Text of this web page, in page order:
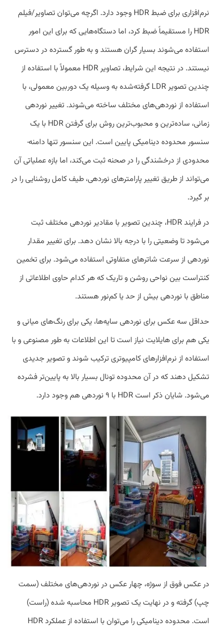
نرم‌افزاری برای ضبط HDR وجود دارد. اگرچه می‌توان تصاویر/فیلم
HDR را مستقیماً ضبط کرد، اما دستگاه‌هایی که برای این امور
استفاده می‌شوند بسیار گران هستند و به طور گسترده در دسترس
نیستند. در نتیجه این شرایط، تصاویر HDR معمولاً با استفاده از
چندین تصویر LDR گرفته‌شده به وسیله یک دوربین معمولی، با
استفاده از نوردهی‌های مختلف ساخته می‌شوند. تغییر نوردهی
زمانی، ساده‌ترین و محبوب‌ترین روش برای گرفتن HDR با یک
سنسور محدوده دینامیکی پایین است. این سنسور تنها دامنه‌­
محدودی از درخشندگی را در صحنه ثبت می‌کند، اما بازه‌ عملیاتی آن
می‌تواند از طریق تغییر پارامترهای نوردهی، طیف کامل روشنایی را در
بر گیرد.
در فرایند HDR، چندین تصویر با مقادیر نوردهی مختلف ثبت
می‌شود تا وضعیتی را با درجه بالا نشان دهد. برای تغییر مقدار
نوردهی از سرعت شاترهای متفاوتی استفاده می‌شود. برای تخمین
کنتراست بین نواحی روشن و تاریک که هر کدام حاوی اطلاعاتی از
مناطق با نوردهی بیش از حد یا کم‌نور هستند.
حداقل سه عکس برای نوردهی سایه‌ها، یکی برای رنگ‌های میانی و
یکی هم برای هایلایت نیاز است تا این اطلاعات به طور مصنوعی و با
استفاده از نرم‌افزارهای کامپیوتری ترکیب شوند و تصویر جدیدی
تشکیل دهند که در آن محدوده تونال بسیار بالا به پایین‌تر فشرده
می‌شود. شایان ذکر است HDR با ۹ نوردهی هم وجود دارد.
در عکس فوق از سوژه، چهار عکس در نوردهی‌های مختلف (سمت
چپ) گرفته و در نهایت یک تصویر HDR محاسبه شده (راست)
است. محدوده دینامیکی را می‌توان با استفاده از عملکرد HDR